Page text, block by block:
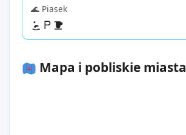
🌊 Piasek
Mapa i pobliskie miasta